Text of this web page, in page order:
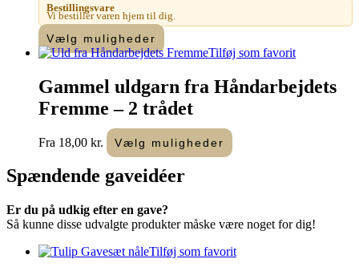
Bestillingsvare
Vi bestiller varen hjem til dig.
Vælg muligheder
vare
flere
varianter.
Mulighederne
vælges
varesiden
Tilføj som favorit
Gammel uldgarn fra Håndarbejdets
Fremme – 2 trådet
Fra 18,00 kr. Vælg muligheder
vare
kan
på
Spændende gaveidéer
Er du på udkig efter en gave?
Så kunne disse udvalgte produkter måske være noget for dig!
Tilføj som favorit